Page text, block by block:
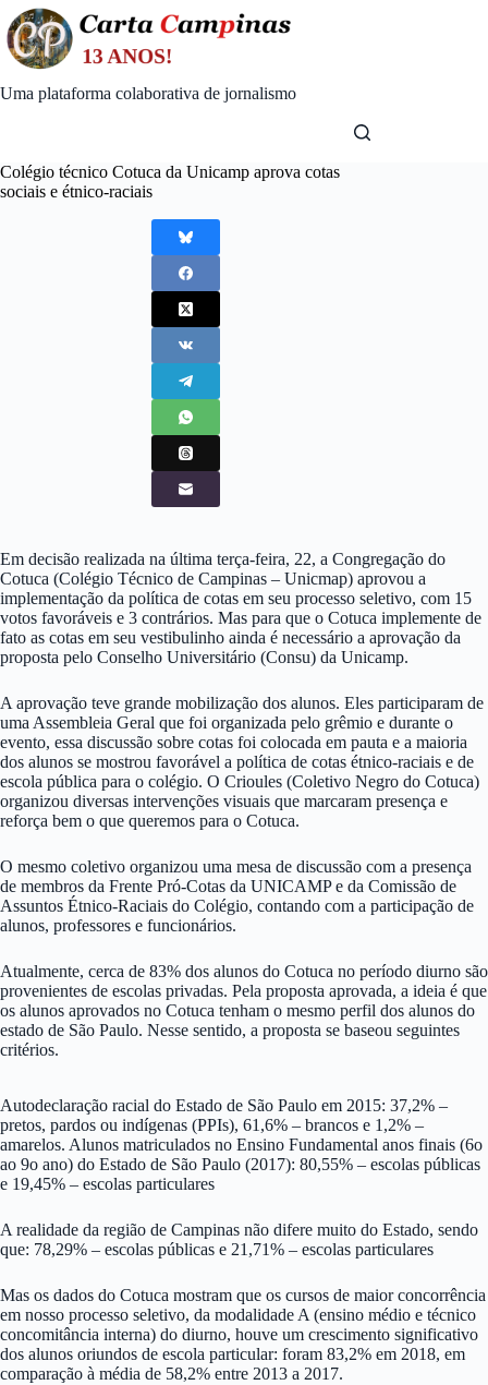
Skip
to
content
Uma plataforma colaborativa de jornalismo
Colégio técnico Cotuca da Unicamp aprova cotas
sociais e étnico-raciais
Em decisão realizada na última terça-feira, 22, a Congregação do
Cotuca (Colégio Técnico de Campinas – Unicmap) aprovou a
implementação da política de cotas em seu processo seletivo, com 15
votos favoráveis e 3 contrários. Mas para que o Cotuca implemente de
fato as cotas em seu vestibulinho ainda é necessário a aprovação da
proposta pelo Conselho Universitário (Consu) da Unicamp.
A aprovação teve grande mobilização dos alunos. Eles participaram de
uma Assembleia Geral que foi organizada pelo grêmio e durante o
evento, essa discussão sobre cotas foi colocada em pauta e a maioria
dos alunos se mostrou favorável a política de cotas étnico-raciais e de
escola pública para o colégio. O Crioules (Coletivo Negro do Cotuca)
organizou diversas intervenções visuais que marcaram presença e
reforça bem o que queremos para o Cotuca.
O mesmo coletivo organizou uma mesa de discussão com a presença
de membros da Frente Pró-Cotas da UNICAMP e da Comissão de
Assuntos Étnico-Raciais do Colégio, contando com a participação de
alunos, professores e funcionários.
Atualmente, cerca de 83% dos alunos do Cotuca no período diurno são
provenientes de escolas privadas. Pela proposta aprovada, a ideia é que
os alunos aprovados no Cotuca tenham o mesmo perfil dos alunos do
estado de São Paulo. Nesse sentido, a proposta se baseou seguintes
critérios.
Autodeclaração racial do Estado de São Paulo em 2015: 37,2% –
pretos, pardos ou indígenas (PPIs), 61,6% – brancos e 1,2% –
amarelos. Alunos matriculados no Ensino Fundamental anos finais (6o
ao 9o ano) do Estado de São Paulo (2017): 80,55% – escolas públicas
e 19,45% – escolas particulares
A realidade da região de Campinas não difere muito do Estado, sendo
que: 78,29% – escolas públicas e 21,71% – escolas particulares
Mas os dados do Cotuca mostram que os cursos de maior concorrência
em nosso processo seletivo, da modalidade A (ensino médio e técnico
concomitância interna) do diurno, houve um crescimento significativo
dos alunos oriundos de escola particular: foram 83,2% em 2018, em
comparação à média de 58,2% entre 2013 a 2017.